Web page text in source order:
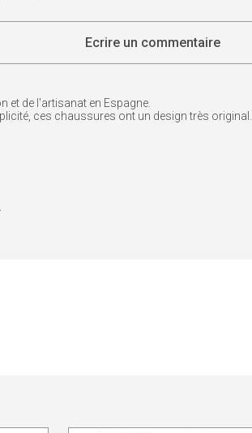
Ecrire un commentaire
et de l'artisanat en Espagne.
ces chaussures ont un design très original.